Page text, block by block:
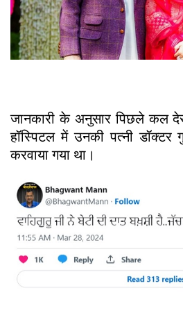
जानकारी के अनुसार पिछले कल देर
हॉस्पिटल में उनकी पत्नी डॉक्टर
करवाया गया था।